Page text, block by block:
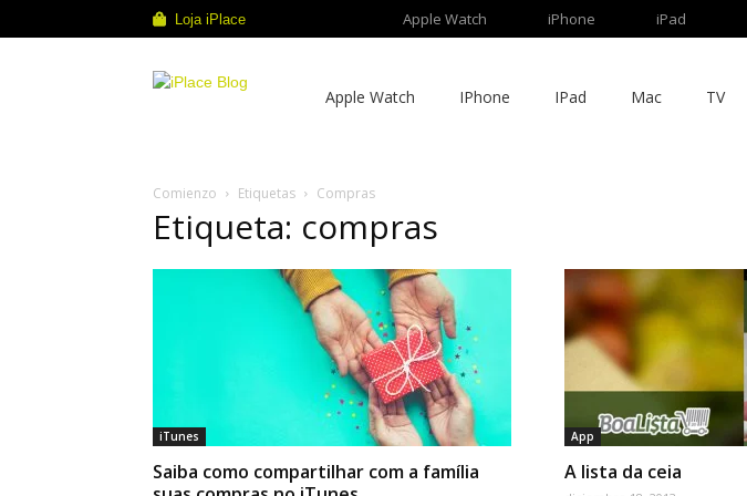
Loja iPlace Apple Watch iPhone iPad
Apple Watch IPhone IPad Mac TV
Comienzo Etiquetas Compras
Etiqueta: compras
iTunes
Saiba como compartilhar com a família
App
A lista da ceia